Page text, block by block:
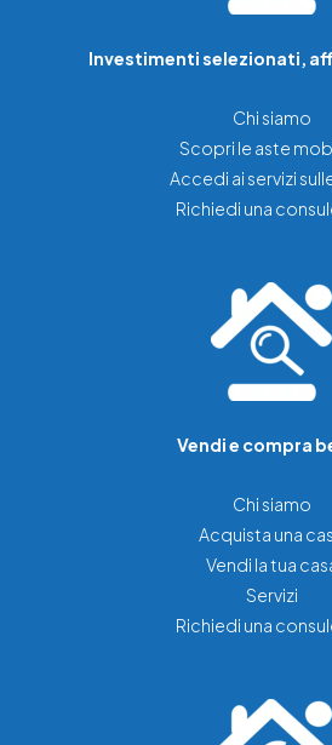
Investimenti selezionati,
Chi siamo
Scopri le aste
Accedi ai servizi
Richiedi una
Vendi e compra
Chi siamo
Acquista una
Vendi la tua
Servizi
Richiedi una